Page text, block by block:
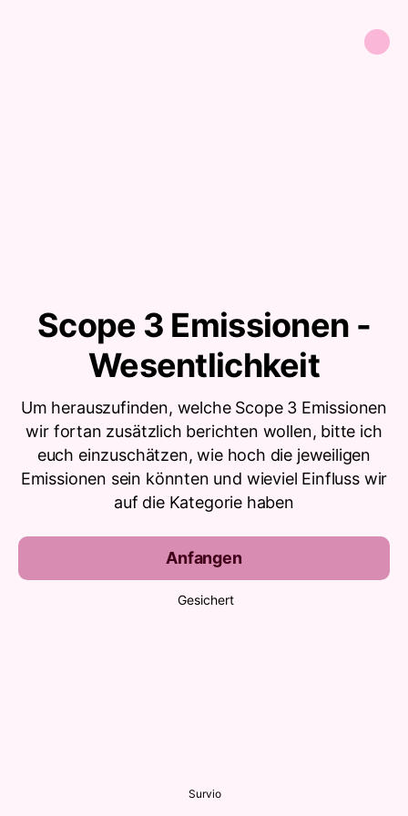
Scope 3 Emissionen -
Wesentlichkeit
Um herauszufinden, welche Scope 3 Emissionen
wir fortan zusätzlich berichten wollen, bitte ich
euch einzuschätzen, wie hoch die jeweiligen
Emissionen sein könnten und wieviel Einfluss wir
auf die Kategorie haben
Anfangen
Gesichert
Survio